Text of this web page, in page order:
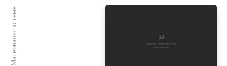
Материалы по теме